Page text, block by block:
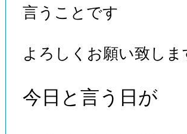
言うことです
よろしくお願い致しま
今日と言う日が